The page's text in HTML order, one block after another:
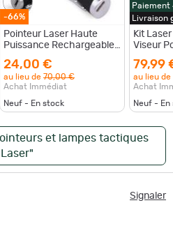
-66%
Pointeur Laser Haute
Puissance Rechargeable-
24,00 €
au lieu de 70,00 €
Achat Immédiat
Neuf - En stock
Paiement
Livraison
Kit
Viseur
20mm
79,99
au lieu de
Achat
Neuf - En
et lampes tactiques
Laser"
Signaler